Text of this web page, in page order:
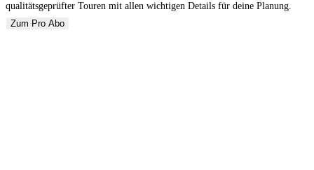
qualitätsgeprüfter Touren mit allen wichtigen Details für deine Planung.
Zum Pro Abo